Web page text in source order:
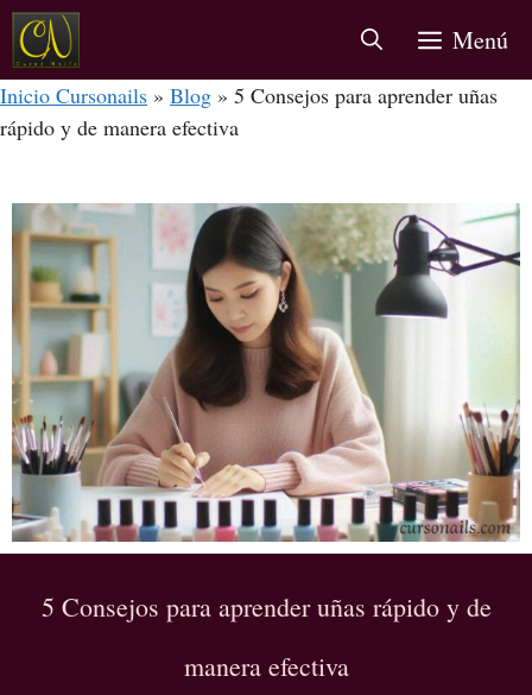
Menú
Inicio Cursonails » Blog » 5 Consejos para aprender uñas
rápido y de manera efectiva
5 Consejos para aprender uñas rápido y de
manera efectiva